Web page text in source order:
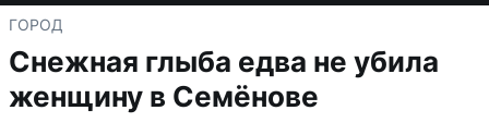
ГОРОД
Снежная глыба едва не убила
женщину в Семёнове